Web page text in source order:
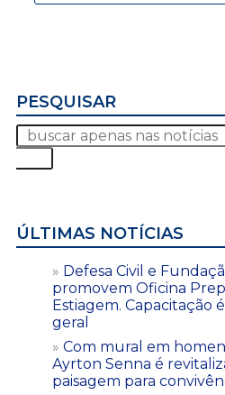
PESQUISAR
ÚLTIMAS NOTÍCIAS
Defesa Civil e
promovem Oficina
Estiagem. Capacitação
geral
Com mural em
Ayrton Senna é
paisagem para